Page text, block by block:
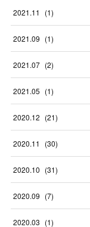
2021.11 (1)
2021.09 (1)
2021.07 (2)
2021.05 (1)
2020.12 (21)
2020.11 (30)
2020.10 (31)
2020.09 (7)
2020.03 (1)